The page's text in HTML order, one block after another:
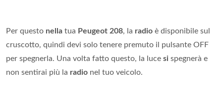
Per questo nella tua Peugeot 208, la radio è disponibile sul
cruscotto, quindi devi solo tenere premuto il pulsante OFF
per spegnerla. Una volta fatto questo, la luce si spegnerà e
non sentirai più la radio nel tuo veicolo.